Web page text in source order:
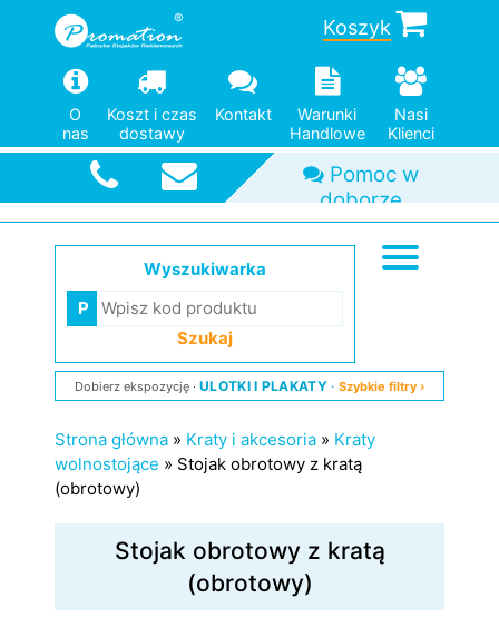
O
nas
Koszt i czas
dostawy
Kontakt
Warunki
Handlowe
Nasi
Klienci
Koszyk
Szybka
wysyłka
Wyszukiwarka
Szukaj
Dobierz ekspozycję ULOTKI I PLAKATY Szybkie filtry ›
Strona główna » Kraty i akcesoria » Kraty
wolnostojące » Stojak obrotowy z kratą
(obrotowy)
Stojak obrotowy z kratą
(obrotowy)